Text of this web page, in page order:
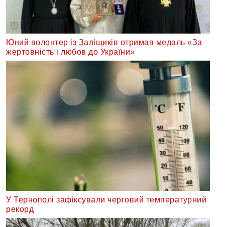
Юний волонтер із Заліщиків отримав медаль «За
жертовність і любов до України»
У Тернополі зафіксували черговий температурний
рекорд